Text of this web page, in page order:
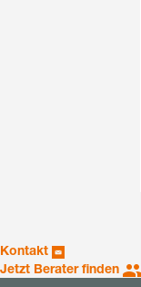
Kontakt
Jetzt Berater finden